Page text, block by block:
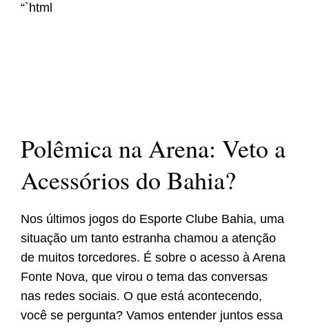
“`html
Polêmica na Arena: Veto a
Acessórios do Bahia?
Nos últimos jogos do Esporte Clube Bahia, uma
situação um tanto estranha chamou a atenção
de muitos torcedores. É sobre o acesso à Arena
Fonte Nova, que virou o tema das conversas
nas redes sociais. O que está acontecendo,
você se pergunta? Vamos entender juntos essa